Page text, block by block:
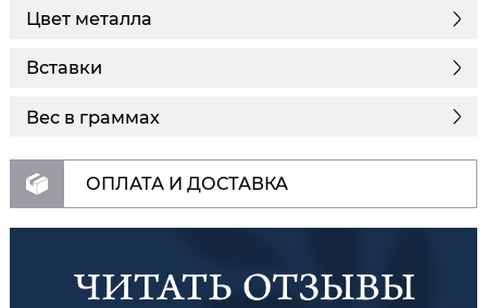
Цвет металла
Вставки
Вес в граммах
ОПЛАТА И ДОСТАВКА